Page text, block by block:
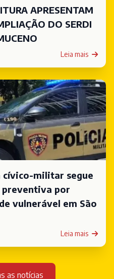
APRESENTAM
DO SERDI
Leia mais
cívico-militar segue
por
vulnerável em São
Leia mais
as notícias